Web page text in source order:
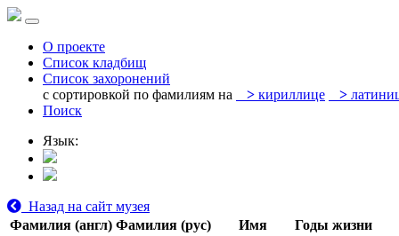
О проекте
Список кладбищ
Список захоронений
с сортировкой по фамилиям на
> кириллице >
Поиск
Язык:
Назад на сайт музея
Фамилия (англ) Фамилия (рус) Имя
Годы жизни